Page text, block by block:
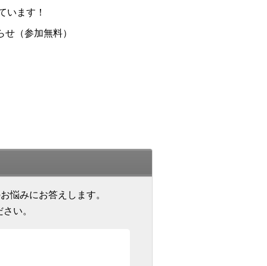
います！
（参加無料）
悩みにお答えします。
い。